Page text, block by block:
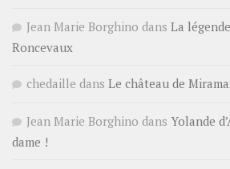
Jean Marie Borghino dans La
Roncevaux
chedaille dans Le château de
Jean Marie Borghino dans Yolande
dame !